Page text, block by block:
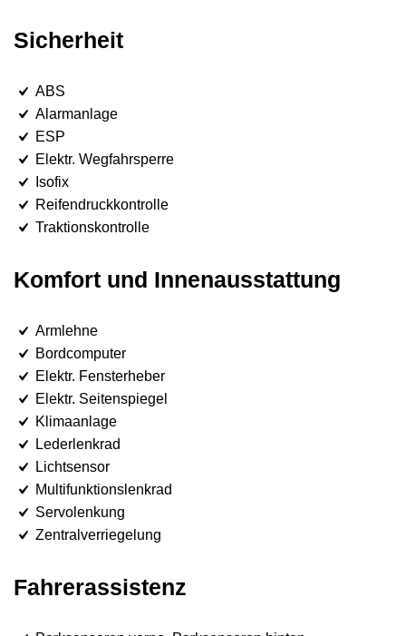
Sicherheit
ABS
Alarmanlage
ESP
Elektr. Wegfahrsperre
Isofix
Reifendruckkontrolle
Traktionskontrolle
Komfort und Innenausstattung
Armlehne
Bordcomputer
Elektr. Fensterheber
Elektr. Seitenspiegel
Klimaanlage
Lederlenkrad
Lichtsensor
Multifunktionslenkrad
Servolenkung
Zentralverriegelung
Fahrerassistenz